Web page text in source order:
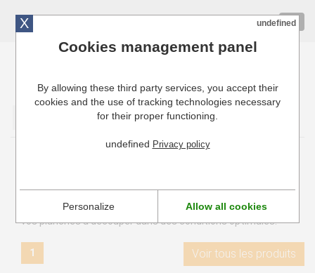
Cuisinresto: Ustensiles de cuisine pour professionnels
Les accessoires pour planche à découper tels que le racloir
ou le range-planche permettent d'entretenir et de ranger
vos planches à découper dans des conditions optimales.
1 Voir tous les produits
X undefined
Cookies management panel
By allowing these third party services, you accept their
cookies and the use of tracking technologies necessary
for their proper functioning.
undefined Privacy policy
Personalize Allow all cookies